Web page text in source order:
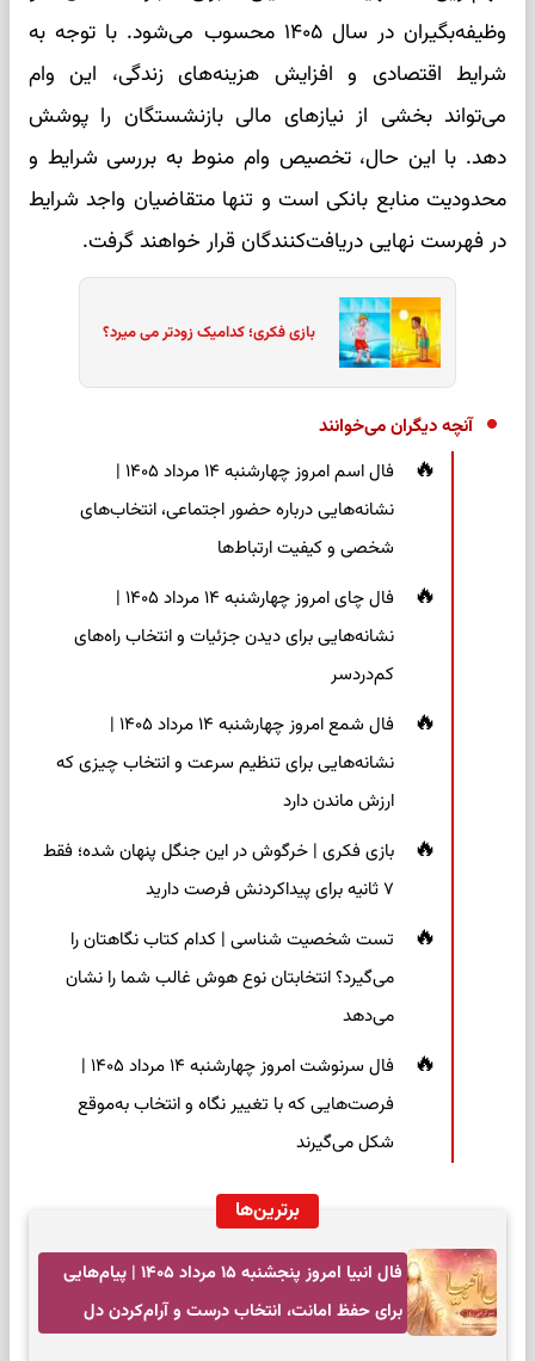
وظیفه‌بگیران در سال ۱۴۰۵ محسوب می‌شود. با توجه به
شرایط اقتصادی و افزایش هزینه‌های زندگی، این وام
می‌تواند بخشی از نیازهای مالی بازنشستگان را پوشش
دهد. با این حال، تخصیص وام منوط به بررسی شرایط و
محدودیت منابع بانکی است و تنها متقاضیان واجد شرایط
در فهرست نهایی دریافت‌کنندگان قرار خواهند گرفت.
بازی فکری؛ کدامیک زودتر می میرد؟
آنچه دیگران می‌خوانند
فال اسم امروز چهارشنبه ۱۴ مرداد ۱۴۰۵ |
نشانه‌هایی درباره حضور اجتماعی، انتخاب‌های
شخصی و کیفیت ارتباط‌ها
فال چای امروز چهارشنبه ۱۴ مرداد ۱۴۰۵ |
نشانه‌هایی برای دیدن جزئیات و انتخاب راه‌های
کم‌دردسر
فال شمع امروز چهارشنبه ۱۴ مرداد ۱۴۰۵ |
نشانه‌هایی برای تنظیم سرعت و انتخاب چیزی که
ارزش ماندن دارد
بازی فکری | خرگوش در این جنگل پنهان شده؛ فقط
۷ ثانیه برای پیداکردنش فرصت دارید
تست شخصیت شناسی | کدام کتاب نگاهتان را
می‌گیرد؟ انتخابتان نوع هوش غالب شما را نشان
می‌دهد
فال سرنوشت امروز چهارشنبه ۱۴ مرداد ۱۴۰۵ |
فرصت‌هایی که با تغییر نگاه و انتخاب به‌موقع
شکل می‌گیرند
برترین‌ها
فال انبیا امروز پنجشنبه ۱۵ مرداد ۱۴۰۵ | پیام‌هایی
برای حفظ امانت، انتخاب درست و آرام‌کردن دل